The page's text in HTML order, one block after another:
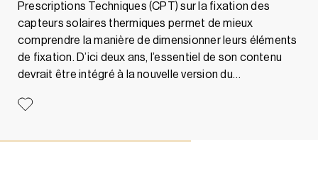
Prescriptions Techniques (CPT) sur la fixation des
capteurs solaires thermiques permet de mieux
comprendre la manière de dimensionner leurs éléments
de fixation. D’ici deux ans, l’essentiel de son contenu
devrait être intégré à la nouvelle version du…